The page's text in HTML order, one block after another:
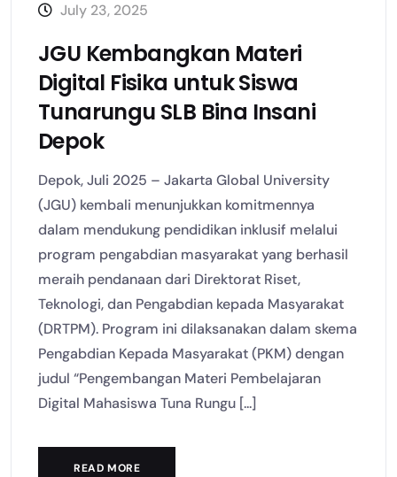
July 23, 2025
JGU Kembangkan Materi
Digital Fisika untuk Siswa
Tunarungu SLB Bina Insani
Depok
Depok, Juli 2025 – Jakarta Global University
(JGU) kembali menunjukkan komitmennya
dalam mendukung pendidikan inklusif melalui
program pengabdian masyarakat yang berhasil
meraih pendanaan dari Direktorat Riset,
Teknologi, dan Pengabdian kepada Masyarakat
(DRTPM). Program ini dilaksanakan dalam skema
Pengabdian Kepada Masyarakat (PKM) dengan
judul “Pengembangan Materi Pembelajaran
Digital Mahasiswa Tuna Rungu [...]
READ MORE